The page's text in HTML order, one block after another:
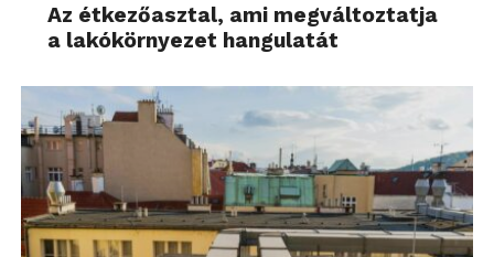
Az étkezőasztal, ami megváltoztatja
a lakókörnyezet hangulatát